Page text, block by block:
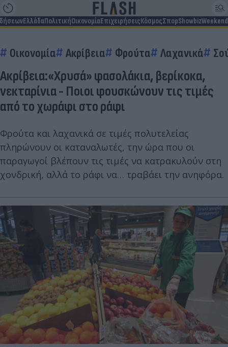
ΕλλάδαΠολιτικήΟικονομίαΕπιχειρήσειςΚόσμοςΣπορShowbizWeekend
Οικονομία Ακρίβεια Φρούτα Λαχανικά
Ακρίβεια:«Χρυσά» φασολάκια, βερίκοκα,
νεκταρίνια - Ποιοι φουσκώνουν τις τιμές
από το χωράφι στο ράφι
Φρούτα και λαχανικά σε τιμές πολυτελείας
πληρώνουν οι καταναλωτές, την ώρα που οι
παραγωγοί βλέπουν τις τιμές να κατρακυλούν στη
χονδρική, αλλά το ράφι να… τραβάει την ανηφόρα.